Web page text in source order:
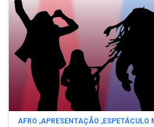
AFRO ,APRESENTAÇÃO ,ESPETÁCULO